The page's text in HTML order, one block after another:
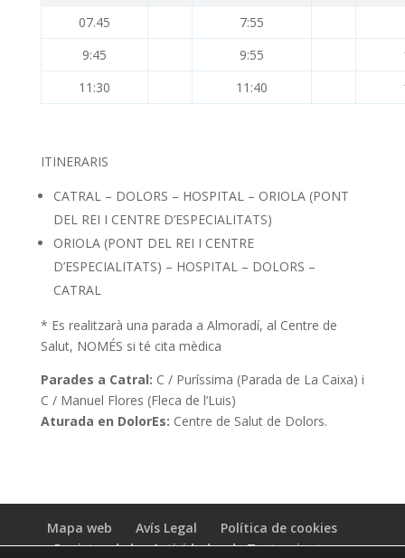
07.45
7:55
9:45
9:55
11:30
11:40
ITINERARIS
CATRAL – DOLORS – HOSPITAL – ORIOLA (PONT
DEL REI I CENTRE D’ESPECIALITATS)
ORIOLA (PONT DEL REI I CENTRE
D’ESPECIALITATS) – HOSPITAL – DOLORS –
CATRAL
* Es realitzarà una parada a Almoradí, al Centre de
Salut, NOMÉS si té cita mèdica
Parades a Catral: C / Puríssima (Parada de La Caixa) i
C / Manuel Flores (Fleca de l’Luis)
Aturada en DolorEs: Centre de Salut de Dolors.
Mapa web Avís Legal
Política de cookies
Registro de las Actividades de Tratamiento